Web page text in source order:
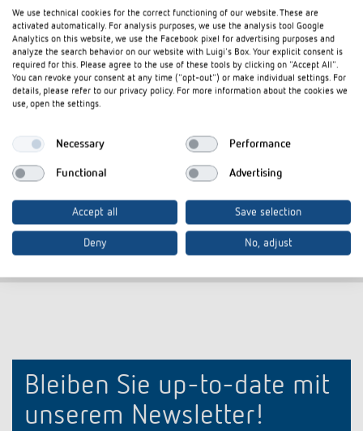
AP-Rahmen 110A BK
Artikel-Nr. 9070600
Rahmen für Aufputz-Montage des
Passend für thePrema, theRonda,
theMova P, thePassa
Farbe: Schwarz
AP-Rahmen
Artikel-Nr. 9070913
Bleiben Sie up-to-date mit
unserem Newsletter!
We use technical cookies for the correct functioning of our website. These are
activated automatically. For analysis purposes, we use the analysis tool Google
Analytics on this website, we use the Facebook pixel for advertising purposes and
analyze the search behavior on our website with Luigi's Box. Your explicit consent is
required for this. Please agree to the use of these tools by clicking on "Accept All".
You can revoke your consent at any time ("opt-out") or make individual settings. For
details, please refer to our privacy policy. For more information about the cookies we
use, open the settings.
Necessary Performance
Functional Advertising
Accept all Save selection
Deny No, adjust